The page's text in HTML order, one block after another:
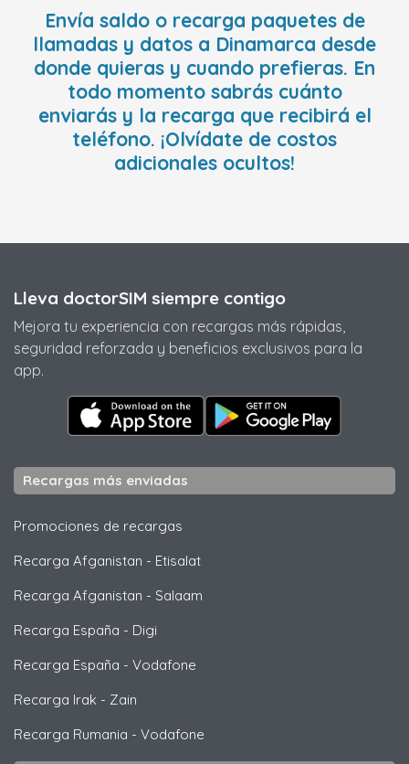
Envía saldo o recarga paquetes de
llamadas y datos a Dinamarca desde
donde quieras y cuando prefieras. En
todo momento sabrás cuánto
enviarás y la recarga que recibirá el
teléfono. ¡Olvídate de costos
adicionales ocultos!
Lleva doctorSIM siempre contigo
Mejora tu experiencia con recargas más rápidas,
seguridad reforzada y beneficios exclusivos para la
app.
Recargas más enviadas
Promociones de recargas
Recarga Afganistan - Etisalat
Recarga Afganistan - Salaam
Recarga España - Digi
Recarga España - Vodafone
Recarga Irak - Zain
Recarga Rumania - Vodafone